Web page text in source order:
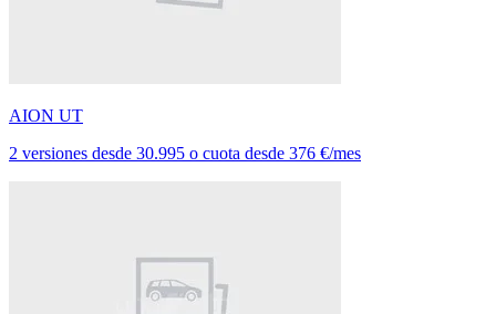
AION UT
2 versiones desde 30.995 o cuota desde 376 €/mes